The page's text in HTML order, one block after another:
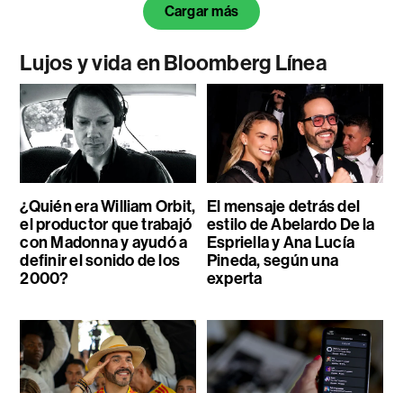
Cargar más
Lujos y vida en Bloomberg Línea
¿Quién era William Orbit,
el productor que trabajó
con Madonna y ayudó a
definir el sonido de los
2000?
El mensaje detrás del
estilo de Abelardo De la
Espriella y Ana Lucía
Pineda, según una
experta